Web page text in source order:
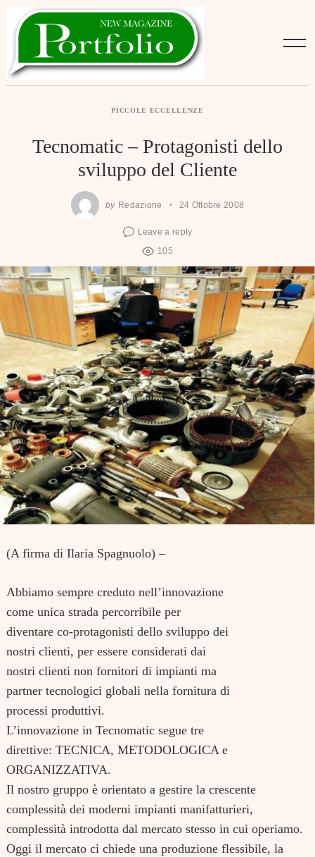
PICCOLE ECCELLENZE
Tecnomatic – Protagonisti dello
sviluppo del Cliente
by Redazione 24 Ottobre 2008
Leave a reply
105
(A firma di Ilaria Spagnuolo) –
Abbiamo sempre creduto nell’innovazione
come unica strada percorribile per
diventare co-protagonisti dello sviluppo dei
nostri clienti, per essere considerati dai
nostri clienti non fornitori di impianti ma
partner tecnologici globali nella fornitura di
processi produttivi.
L’innovazione in Tecnomatic segue tre
direttive: TECNICA, METODOLOGICA e
ORGANIZZATIVA.
Il nostro gruppo è orientato a gestire la crescente
complessità dei moderni impianti manifatturieri,
complessità introdotta dal mercato stesso in cui operiamo.
Oggi il mercato ci chiede una produzione flessibile, la